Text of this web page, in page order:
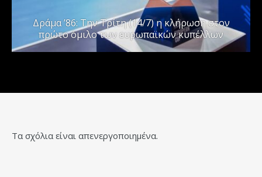
Δράμα ’86: Την Τρίτη (14/7) η κλήρωση στον
πρώτο όμιλο των ευρωπαϊκών κυπέλλων
Τα σχόλια είναι απενεργοποιημένα.